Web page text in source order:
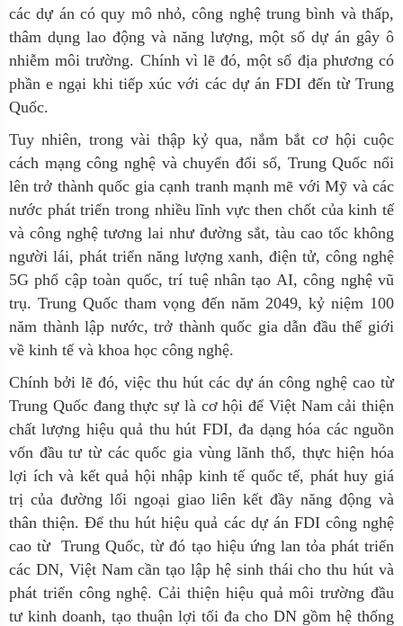
các dự án có quy mô nhỏ, công nghệ trung bình và thấp,
thâm dụng lao động và năng lượng, một số dự án gây ô
nhiễm môi trường. Chính vì lẽ đó, một số địa phương có
phần e ngại khi tiếp xúc với các dự án FDI đến từ Trung
Quốc.
Tuy nhiên, trong vài thập kỷ qua, nắm bắt cơ hội cuộc
cách mạng công nghệ và chuyển đổi số, Trung Quốc nổi
lên trở thành quốc gia cạnh tranh mạnh mẽ với Mỹ và các
nước phát triển trong nhiều lĩnh vực then chốt của kinh tế
và công nghệ tương lai như đường sắt, tàu cao tốc không
người lái, phát triển năng lượng xanh, điện tử, công nghệ
5G phổ cập toàn quốc, trí tuệ nhân tạo AI, công nghệ vũ
trụ. Trung Quốc tham vọng đến năm 2049, kỷ niệm 100
năm thành lập nước, trở thành quốc gia dẫn đầu thế giới
về kinh tế và khoa học công nghệ.
Chính bởi lẽ đó, việc thu hút các dự án công nghệ cao từ
Trung Quốc đang thực sự là cơ hội để Việt Nam cải thiện
chất lượng hiệu quả thu hút FDI, đa dạng hóa các nguồn
vốn đầu tư từ các quốc gia vùng lãnh thổ, thực hiện hóa
lợi ích và kết quả hội nhập kinh tế quốc tế, phát huy giá
trị của đường lối ngoại giao liên kết đầy năng động và
thân thiện. Để thu hút hiệu quả các dự án FDI công nghệ
cao từ Trung Quốc, từ đó tạo hiệu ứng lan tỏa phát triển
các DN, Việt Nam cần tạo lập hệ sinh thái cho thu hút và
phát triển công nghệ. Cải thiện hiệu quả môi trường đầu
tư kinh doanh, tạo thuận lợi tối đa cho DN gồm hệ thống